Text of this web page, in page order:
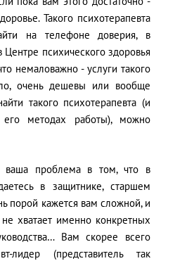
Такого психотерапевта
на телефоне доверия, в
психического здоровья
немаловажно - услуги такого
очень дешевы или вообще
такого психотерапевта (и
методах работы), можно
ваша проблема в том, что в
в защитнике, старшем
порой кажется вам сложной, и
хватает именно конкретных
Вам скорее всего
лидер (представитель так